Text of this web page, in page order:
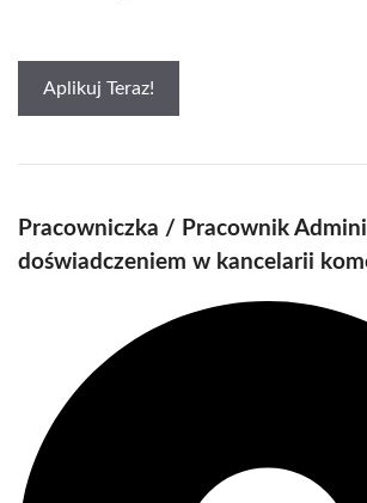
Aplikuj Teraz!
Pracowniczka / Pracownik
doświadczeniem w kancelarii